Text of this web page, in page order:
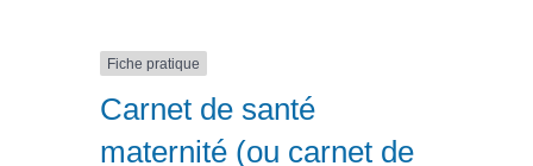
Fiche pratique
Carnet de santé
maternité (ou carnet de